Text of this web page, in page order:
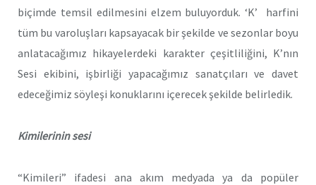
biçimde temsil edilmesini elzem buluyorduk. ‘K’ harfini
tüm bu varoluşları kapsayacak bir şekilde ve sezonlar boyu
anlatacağımız hikayelerdeki karakter çeşitliliğini, K’nın
Sesi ekibini, işbirliği yapacağımız sanatçıları ve davet
edeceğimiz söyleşi konuklarını içerecek şekilde belirledik.
Kimilerinin sesi
“Kimileri” ifadesi ana akım medyada ya da popüler